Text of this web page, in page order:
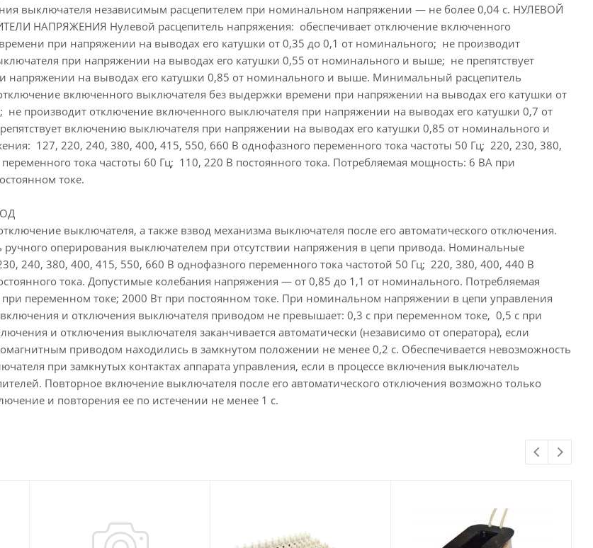
выключателя независимым расцепителем при номинальном напряжении — не более 0,04 с. НУЛЕВОЙ
НАПРЯЖЕНИЯ Нулевой расцепитель напряжения: обеспечивает отключение включенного
при напряжении на выводах его катушки от 0,35 до 0,1 от номинального; не производит
при напряжении на выводах его катушки 0,55 от номинального и выше; не препятствует
напряжении на выводах его катушки 0,85 от номинального и выше. Минимальный расцепитель
включенного выключателя без выдержки времени при напряжении на выводах его катушки от
не производит отключение включенного выключателя при напряжении на выводах его катушки 0,7 от
включению выключателя при напряжении на выводах его катушки 0,85 от номинального и
127, 220, 240, 380, 400, 415, 550, 660 В однофазного переменного тока частоты 50 Гц; 220, 230, 380,
тока частоты 60 Гц; 110, 220 В постоянного тока. Потребляемая мощность: 6 ВА при
токе.
выключателя, а также взвод механизма выключателя после его автоматического отключения.
ручного оперирования выключателем при отсутствии напряжения в цепи привода. Номинальные
240, 380, 400, 415, 550, 660 В однофазного переменного тока частотой 50 Гц; 220, 380, 400, 440 В
тока. Допустимые колебания напряжения — от 0,85 до 1,1 от номинального. Потребляемая
переменном токе; 2000 Вт при постоянном токе. При номинальном напряжении в цепи управления
и отключения выключателя приводом не превышает: 0,3 с при переменном токе, 0,5 с при
и отключения выключателя заканчивается автоматически (независимо от оператора), если
приводом находились в замкнутом положении не менее 0,2 с. Обеспечивается невозможность
при замкнутых контактах аппарата управления, если в процессе включения выключатель
Повторное включение выключателя после его автоматического отключения возможно только
и повторения ее по истечении не менее 1 с.